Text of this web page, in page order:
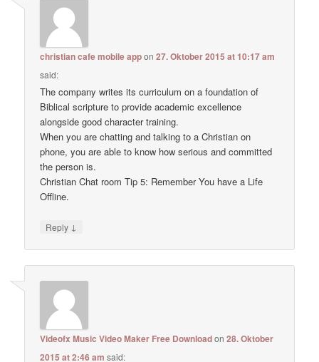
christian cafe mobile appon27. Oktober 2015 at 10:17 am
said:
The company writes its curriculum on a foundation of
Biblical scripture to provide academic excellence
alongside good character training.
When you are chatting and talking to a Christian on
phone, you are able to know how serious and committed
the person is.
Christian Chat room Tip 5: Remember You have a Life
Offline.
Reply ↓
Videofx Music Video Maker Free Downloadon28. Oktober
2015 at 2:46 am said: